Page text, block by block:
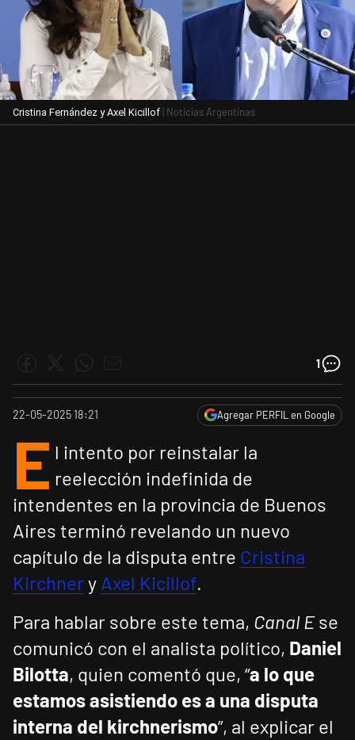
Cristina Fernández y Axel Kicillof | Noticias Argentinas
1
22-05-2025 18:21 Agregar PERFIL en Google
E l intento por reinstalar la
reelección indefinida de
intendentes en la provincia de Buenos
Aires terminó revelando un nuevo
capítulo de la disputa entre Cristina
Kirchnery Axel Kicillof.
Para hablar sobre este tema, Canal Ese
comunicó con el analista político, Daniel
Bilotta, quien comentó que, “a lo que
estamos asistiendo es a una disputa
interna del kirchnerismo”, al explicar el